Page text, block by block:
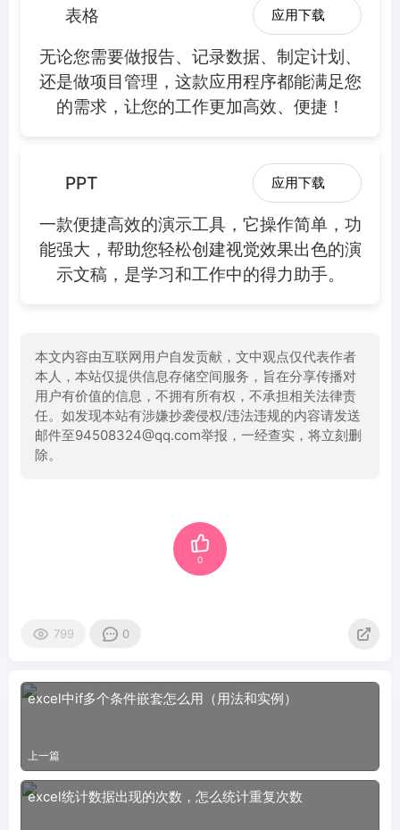
表格 应用下载
无论您需要做报告、记录数据、制定计划、
还是做项目管理，这款应用程序都能满足您
的需求，让您的工作更加高效、便捷！
PPT 应用下载
一款便捷高效的演示工具，它操作简单，功
能强大，帮助您轻松创建视觉效果出色的演
示文稿，是学习和工作中的得力助手。
本文内容由互联网用户自发贡献，文中观点仅代表作者
本人，本站仅提供信息存储空间服务，旨在分享传播对
用户有价值的信息，不拥有所有权，不承担相关法律责
任。如发现本站有涉嫌抄袭侵权/违法违规的内容请发送
邮件至94508324@qq.com举报，一经查实，将立刻删
除。
0
799 0
excel中if多个条件嵌套怎么用（用法和实例）
上一篇
excel统计数据出现的次数，怎么统计重复次数